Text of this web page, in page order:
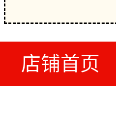
店铺首页